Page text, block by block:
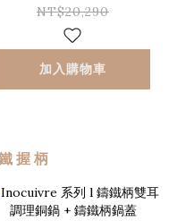
NT$20,290
加入購物車
握 柄